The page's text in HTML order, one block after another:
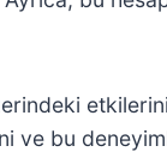
bu